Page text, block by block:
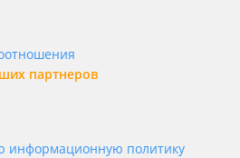
партнеров
информационную политику